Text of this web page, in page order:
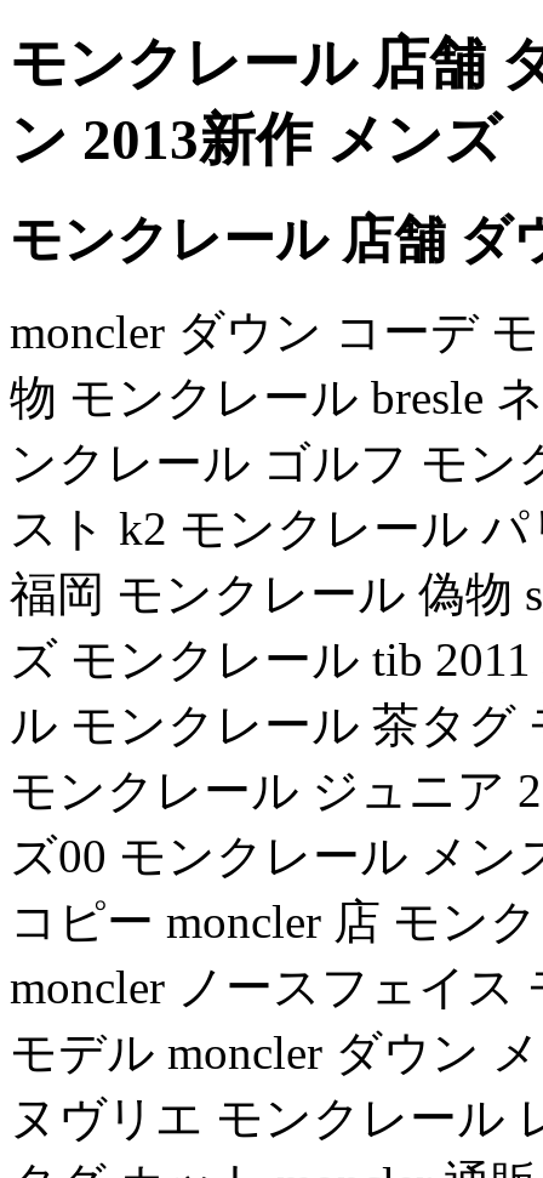
モンクレール 店舗
ン 2013新作 メンズ
モンクレール 店舗 ダ
moncler ダウン コーデ
物 モンクレール bresle
ンクレール ゴルフ モン
スト k2 モンクレール
福岡 モンクレール 偽物
ズ モンクレール tib
ル モンクレール 茶タグ
モンクレール ジュニア
ズ00 モンクレール メ
コピー moncler 店 モン
moncler ノースフェイ
モデル moncler ダウン
ヌヴリエ モンクレール